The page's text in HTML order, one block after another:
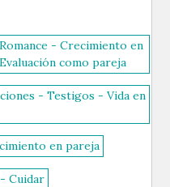
- Crecimiento en
como pareja
- Testigos - Vida en
en pareja
Cuidar